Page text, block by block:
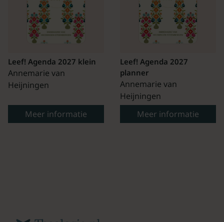
Leef! Agenda 2027 klein
Annemarie van
Heijningen
Meer informatie
Leef! Agenda 2027
planner
Annemarie van
Heijningen
Meer informatie